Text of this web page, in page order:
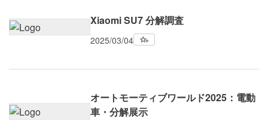
Xiaomi SU7 分解調査
2025/03/04
オートモーティブワールド2025：電動
車・分解展示